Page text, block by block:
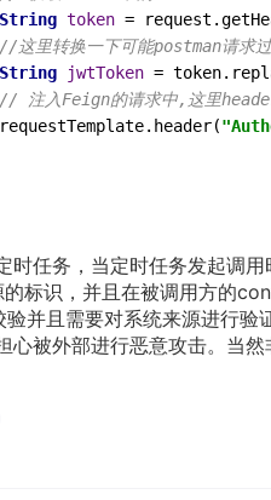
String token =
//这里转换一下可能postman请求
String
jwtToken =
// 注入Feign的请求中,这里
时任务，当定时任务发起调
标识，并且在被调用方的
并且需要对系统来源进行
心被外部进行恶意攻击。当